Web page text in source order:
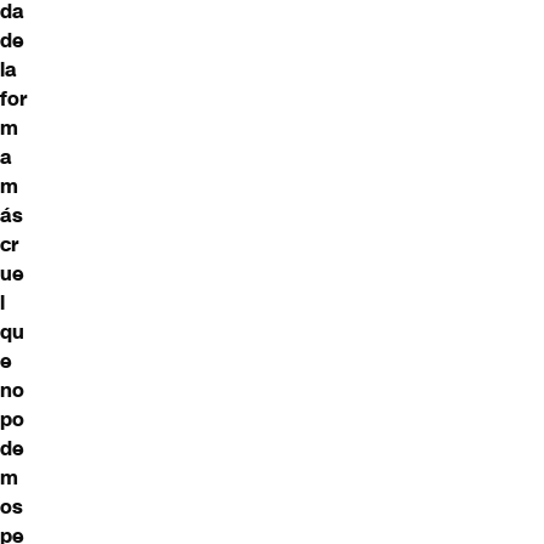
da
de
la
for
m
a
m
ás
cr
ue
l
qu
e
no
po
de
m
os
pe